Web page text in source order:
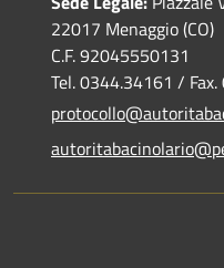
22017 Menaggio (CO)
C.F. 92045550131
Tel. 0344.34161 /